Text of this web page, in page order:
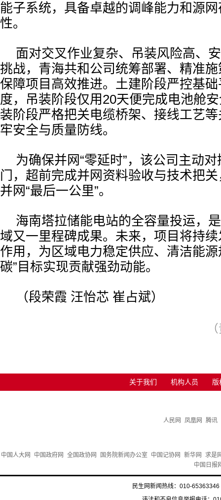
能子系统，具备卓越的调峰能力和源
性。
面对交叉作业复杂、吊装风险高、
挑战，青海共和公司统筹部署、精准
保障项目高效推进。土建阶段严控基
度，吊装阶段仅用20天便完成电池舱
装阶段严格把关电缆桥架、接线工艺
牢安全与质量防线。
为确保并网“零延时”，该公司主动
门，超前完成并网资料验收与技术把
并网“最后一公里”。
海南塔拉储能电站的全容量投运，
域又一里程碑成果。未来，项目将持续
作用，为区域电力稳定供应、清洁能源
碳”目标实现贡献强劲动能。
（段荣霞 汪怡芯 崔占斌）
关于我们 机构人员 版
人民网 凤凰网 腾讯
中国人大网 中国政府网 全国政协网 国务院新闻办公室 中国记协网 新华网
求是
中国日报
民生网新闻热线：010-